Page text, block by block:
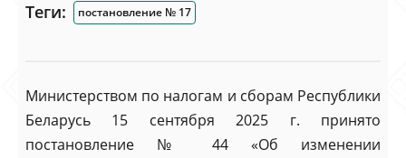
Теги: постановление № 17
Министерством по налогам и сборам Республики
Беларусь 15 сентября 2025 г. принято
постановление № 44 «Об изменении